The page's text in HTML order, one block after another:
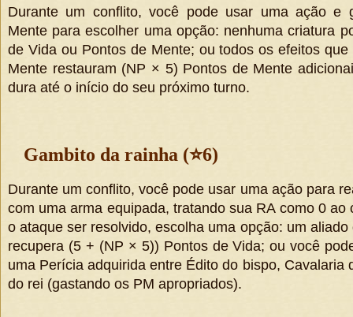
Durante um conflito, você pode usar uma ação e
Mente para escolher uma opção: nenhuma criatura
de Vida ou Pontos de Mente; ou todos os efeitos
Mente restauram (NP × 5) Pontos de Mente
dura até o início do seu próximo turno.
Gambito da rainha (⭐6)
Durante um conflito, você pode usar uma ação para
com uma arma equipada, tratando sua RA como 0 ao
o ataque ser resolvido, escolha uma opção: um
recupera (5 + (NP × 5)) Pontos de Vida; ou você
uma Perícia adquirida entre Édito do bispo, Cavalaria
do rei (gastando os PM apropriados).